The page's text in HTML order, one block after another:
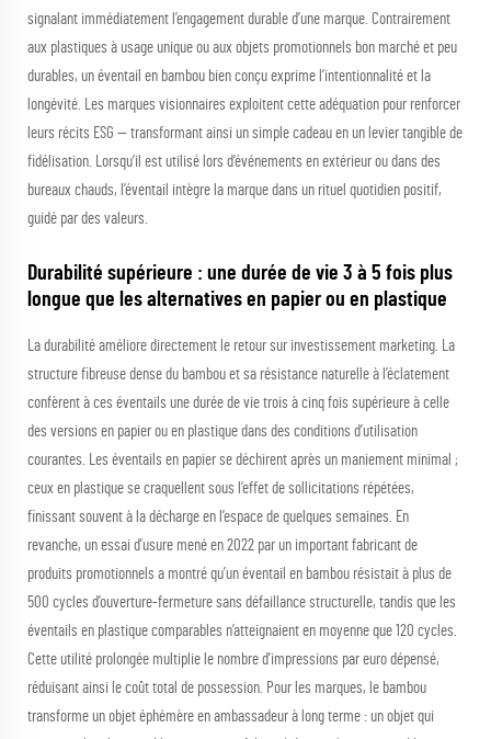
signalant immédiatement l’engagement durable d’une marque. Contrairement
aux plastiques à usage unique ou aux objets promotionnels bon marché et peu
durables, un éventail en bambou bien conçu exprime l’intentionnalité et la
longévité. Les marques visionnaires exploitent cette adéquation pour renforcer
leurs récits ESG — transformant ainsi un simple cadeau en un levier tangible de
fidélisation. Lorsqu’il est utilisé lors d’événements en extérieur ou dans des
bureaux chauds, l’éventail intègre la marque dans un rituel quotidien positif,
guidé par des valeurs.
Durabilité supérieure : une durée de vie 3 à 5 fois plus
longue que les alternatives en papier ou en plastique
La durabilité améliore directement le retour sur investissement marketing. La
structure fibreuse dense du bambou et sa résistance naturelle à l’éclatement
confèrent à ces éventails une durée de vie trois à cinq fois supérieure à celle
des versions en papier ou en plastique dans des conditions d’utilisation
courantes. Les éventails en papier se déchirent après un maniement minimal ;
ceux en plastique se craquellent sous l’effet de sollicitations répétées,
finissant souvent à la décharge en l’espace de quelques semaines. En
revanche, un essai d’usure mené en 2022 par un important fabricant de
produits promotionnels a montré qu’un éventail en bambou résistait à plus de
500 cycles d’ouverture-fermeture sans défaillance structurelle, tandis que les
éventails en plastique comparables n’atteignaient en moyenne que 120 cycles.
Cette utilité prolongée multiplie le nombre d’impressions par euro dépensé,
réduisant ainsi le coût total de possession. Pour les marques, le bambou
transforme un objet éphémère en ambassadeur à long terme : un objet qui